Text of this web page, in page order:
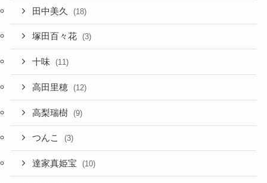
田中美久 (18)
塚田百々花 (3)
十味 (11)
高田里穂 (12)
高梨瑞樹 (9)
つんこ (3)
達家真姫宝 (10)